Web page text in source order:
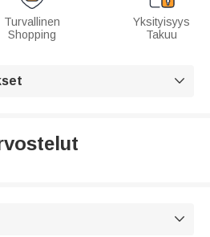
Turvallinen
Shopping
Yksityisyys
Takuu

